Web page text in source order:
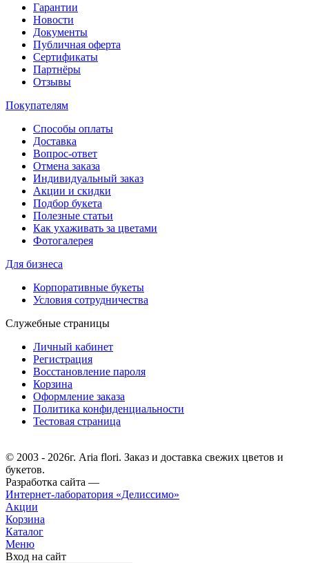
Гарантии
Новости
Документы
Публичная оферта
Сертификаты
Партнёры
Отзывы
Покупателям
Способы оплаты
Доставка
Вопрос-ответ
Отмена заказа
Индивидуальный заказ
Акции и скидки
Подбор букета
Полезные статьи
Как ухаживать за цветами
Фотогалерея
Для бизнеса
Корпоративные букеты
Условия сотрудничества
Служебные страницы
Личный кабинет
Регистрация
Восстановление пароля
Корзина
Оформление заказа
Политика конфиденциальности
Тестовая страница
© 2003 - 2026г. Aria flori. Заказ и доставка свежих цветов и
букетов.
Разработка сайта —
Интернет-лаборатория «Делиссимо»
Акции
Корзина
Каталог
Меню
Вход на сайт